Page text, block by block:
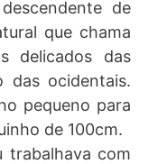
de
que chama
delicados das
das ocidentais.
pequeno para
de 100cm.
trabalhava com